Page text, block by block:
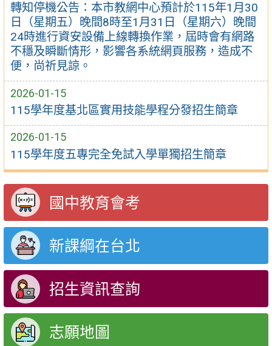
轉知停機公告：本市教網中心預計於115年1月30
日（星期五）晚間8時至1月31日（星期六）晚間
24時進行資安設備上線轉換作業，屆時會有網路
不穩及瞬斷情形，影響各系統網頁服務，造成不
便，尚祈見諒。
2026-01-15
115學年度基北區實用技能學程分發招生簡章
2026-01-15
115學年度五專完全免試入學單獨招生簡章
國中教育會考
新課綱在台北
招生資訊查詢
志願地圖